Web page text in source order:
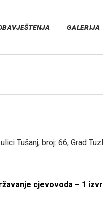
GALERIJA
Tušanj, broj: 66, Grad
cjevovoda – 1